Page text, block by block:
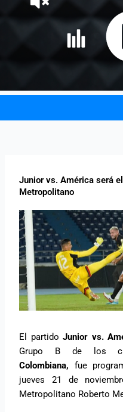
Junior vs. América será
Metropolitano
El partidoJunior vs.
Grupo B de los
Colombiana, fue
jueves 21 de
Metropolitano Roberto